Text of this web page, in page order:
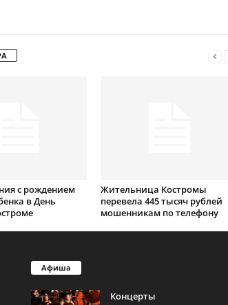
с рождением
в День
Жительница Костромы
перевела 445 тысяч рублей
мошенникам по телефону
Афиша
Концерты